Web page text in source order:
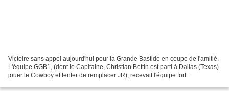
Victoire sans appel aujourd'hui pour la Grande Bastide en coupe de l'amitié.
L'équipe GGB1, (dont le Capitaine, Christian Bettin est parti à Dallas (Texas)
jouer le Cowboy et tenter de remplacer JR), recevait l'équipe fort